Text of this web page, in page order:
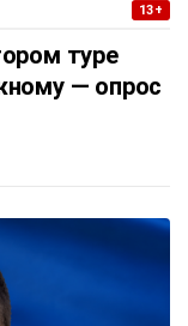
13+
туре
— опрос